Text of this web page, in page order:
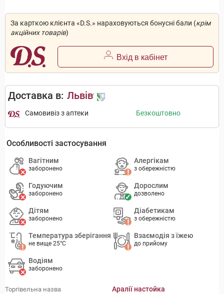
За карткою клієнта «D.S.» нараховуються бонусні бали (крім
акційних товарів)
Вхід в кабінет
Доставка в: Львів
Самовивіз з аптеки Безкоштовно
Особливості застосування
Вагітним
заборонено
Алергікам
з обережністю
Годуючим
заборонено
Дорослим
дозволено
Дітям
заборонено
Діабетикам
з обережністю
Температура зберігання
не вище 25°C
Взаємодія з їжею
до прийому
Водіям
заборонено
Торгівельна назва Аралії настойка